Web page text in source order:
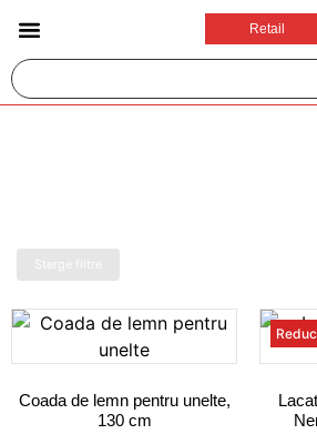
Retail
Sterge filtre
Coada de lemn pentru unelte,
130 cm